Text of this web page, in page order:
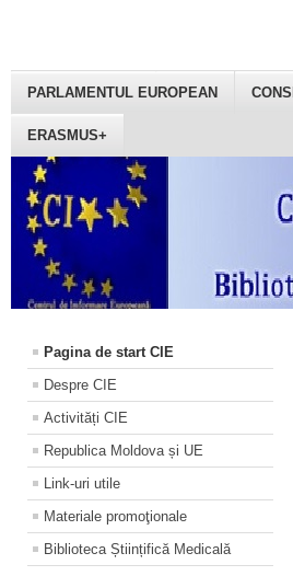
PARLAMENTUL EUROPEAN
ERASMUS+
Pagina de start CIE
Despre CIE
Activități CIE
Republica Moldova și UE
Link-uri utile
Materiale promoţionale
Biblioteca Științifică Medicală